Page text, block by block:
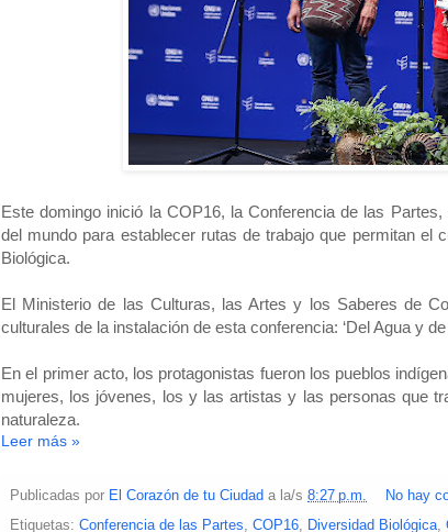
Este domingo inició la COP16, la Conferencia de las
del mundo para establecer rutas de trabajo que permitan el
Biológica.
El Ministerio de las Culturas, las Artes y los Saberes de
culturales de la instalación de esta conferencia: ‘Del Agua y de
En el primer acto, los protagonistas fueron los pueblos
mujeres, los jóvenes, los y las artistas y las personas que
naturaleza.
Leer más »
Publicadas por El Corazón de tu Ciudad a la/s 8:27 p.m.
No hay
Etiquetas: Conferencia de las Partes, COP16, Diversidad Biológica,